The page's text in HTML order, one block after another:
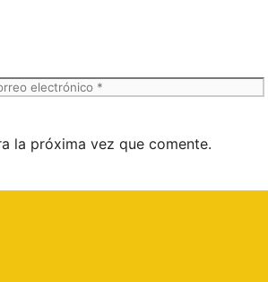
la próxima vez que comente.